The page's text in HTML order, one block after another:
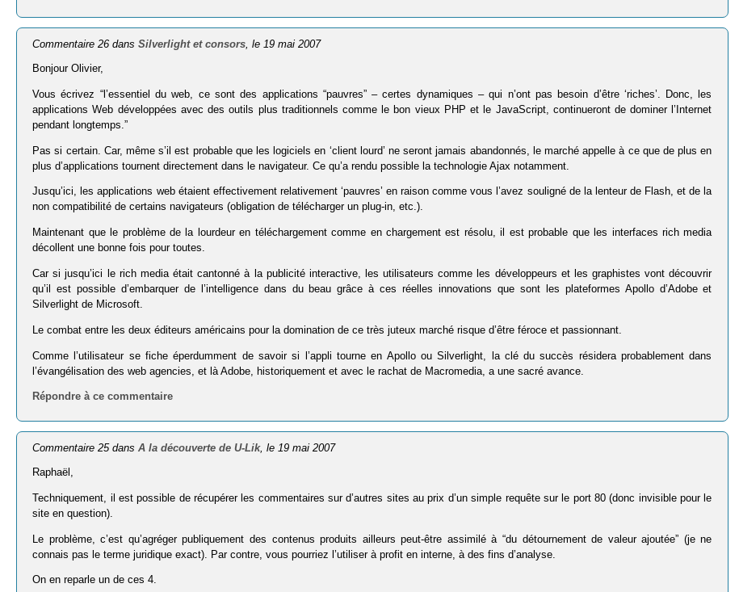
Commentaire 26 dansSilverlight et consors, le 19 mai 2007
Bonjour Olivier,
Vous écrivez “l’essentiel du web, ce sont des applications “pauvres” – certes dynamiques – qui n’ont pas besoin d’être ‘riches’. Donc, les
applications Web développées avec des outils plus traditionnels comme le bon vieux PHP et le JavaScript, continueront de dominer l’Internet
pendant longtemps.”
Pas si certain. Car, même s’il est probable que les logiciels en ‘client lourd’ ne seront jamais abandonnés, le marché appelle à ce que de plus en
plus d’applications tournent directement dans le navigateur. Ce qu’a rendu possible la technologie Ajax notamment.
Jusqu’ici, les applications web étaient effectivement relativement ‘pauvres’ en raison comme vous l’avez souligné de la lenteur de Flash, et de la
non compatibilité de certains navigateurs (obligation de télécharger un plug-in, etc.).
Maintenant que le problème de la lourdeur en téléchargement comme en chargement est résolu, il est probable que les interfaces rich media
décollent une bonne fois pour toutes.
Car si jusqu’ici le rich media était cantonné à la publicité interactive, les utilisateurs comme les développeurs et les graphistes vont découvrir
qu’il est possible d’embarquer de l’intelligence dans du beau grâce à ces réelles innovations que sont les plateformes Apollo d’Adobe et
Silverlight de Microsoft.
Le combat entre les deux éditeurs américains pour la domination de ce très juteux marché risque d’être féroce et passionnant.
Comme l’utilisateur se fiche éperdumment de savoir si l’appli tourne en Apollo ou Silverlight, la clé du succès résidera probablement dans
l’évangélisation des web agencies, et là Adobe, historiquement et avec le rachat de Macromedia, a une sacré avance.
Répondre à ce commentaire
Commentaire 25 dansA la découverte de U-Lik, le 19 mai 2007
Raphaël,
Techniquement, il est possible de récupérer les commentaires sur d’autres sites au prix d’un simple requête sur le port 80 (donc invisible pour le
site en question).
Le problème, c’est qu’agréger publiquement des contenus produits ailleurs peut-être assimilé à “du détournement de valeur ajoutée” (je ne
connais pas le terme juridique exact). Par contre, vous pourriez l’utiliser à profit en interne, à des fins d’analyse.
On en reparle un de ces 4.